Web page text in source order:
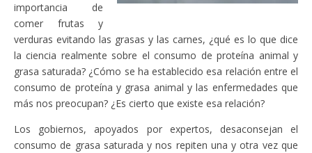
importancia de
comer frutas y
verduras evitando las grasas y las carnes, ¿qué es lo que dice
la ciencia realmente sobre el consumo de proteína animal y
grasa saturada? ¿Cómo se ha establecido esa relación entre el
consumo de proteína y grasa animal y las enfermedades que
más nos preocupan? ¿Es cierto que existe esa relación?
Los gobiernos, apoyados por expertos, desaconsejan el
consumo de grasa saturada y nos repiten una y otra vez que